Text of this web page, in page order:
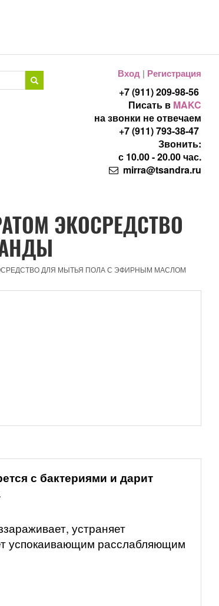
Вход | Регистрация
+7 (911) 209-98-56
Писать в MAKC
на звонки не отвечаем
+7 (911) 793-38-47
Звонить:
с 10.00 - 20.00 час.
mirra@tsandra.ru
ЭКОСРЕДСТВО
ДЛЯ МЫТЬЯ ПОЛА С ЭФИРНЫМ МАСЛОМ
с бактериями и дарит
устраняет
успокаивающим расслабляющим